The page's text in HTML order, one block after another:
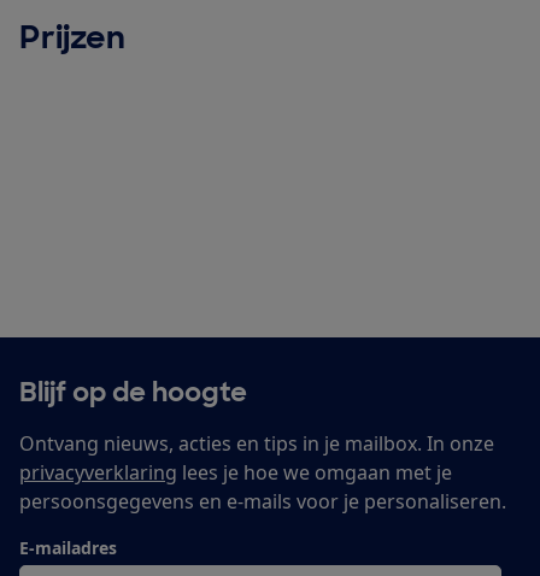
Prijzen
Blijf op de hoogte
Ontvang nieuws, acties en tips in je mailbox. In onze
privacyverklaring lees je hoe we omgaan met je
persoonsgegevens en e-mails voor je personaliseren.
E-mailadres